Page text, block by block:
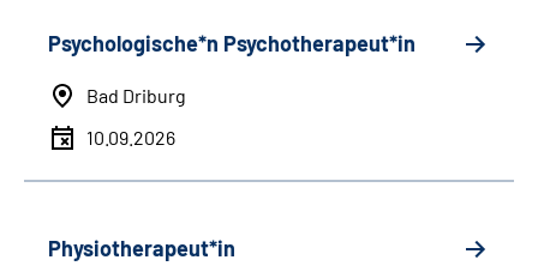
Psychologische*n Psychotherapeut*in
Bad Driburg
10.09.2026
Physiotherapeut*in